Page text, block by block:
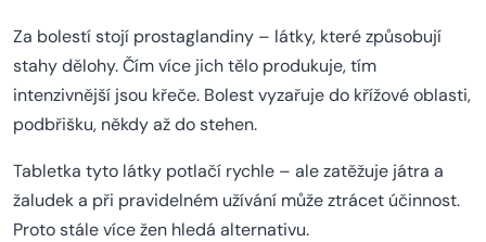
Za bolestí stojí prostaglandiny – látky, které způsobují
stahy dělohy. Čím více jich tělo produkuje, tím
intenzivnější jsou křeče. Bolest vyzařuje do křížové oblasti,
podbřišku, někdy až do stehen.
Tabletka tyto látky potlačí rychle – ale zatěžuje játra a
žaludek a při pravidelném užívání může ztrácet účinnost.
Proto stále více žen hledá alternativu.